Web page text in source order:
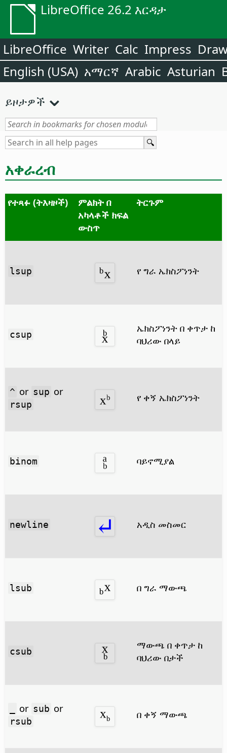
LibreOffice 26.2 እርዳታ
LibreOffice Writer Calc Impress
English (USA) አማርኛ Arabic Asturian
ይዞታዎች
አቀራረብ
የተጻፉ (ትእዛዞች)
ምልክት በ
አካላቶች ክፍል
ውስጥ
ትርጉም
lsup የ ግራ ኤክስፖነንት
csup
ኤክስፖነንት በ ቀጥታ ከ
ባህሪው በላይ
^ or sup or
rsup
የ ቀኝ ኤክስፖነንት
binom ባይኖሚያል
newline አዲስ መስመር
lsub በ ግራ ማውጫ
csub
ማውጫ በ ቀጥታ ከ
ባህሪው በታች
or sub or
rsub
በ ቀኝ ማውጫ